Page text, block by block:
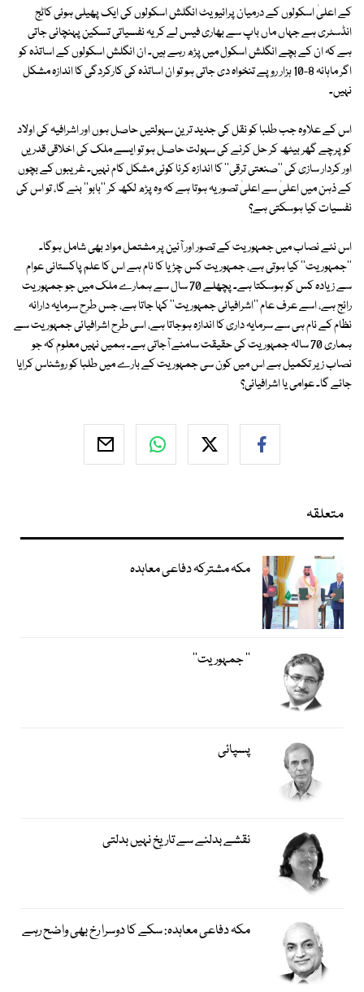
کے اعلیٰ اسکولوں کے درمیان پرائیویٹ انگلش اسکولوں کی ایک پھیلی ہوئی کاٹج
انڈسٹری ہے جہاں ماں باپ سے بھاری فیس لے کر یہ نفسیاتی تسکین پہنچائی جاتی
ہے کہ ان کے بچے انگلش اسکول میں پڑھ رہے ہیں۔ ان انگلش اسکولوں کے اساتذہ کو
اگر ماہانہ 8-10 ہزار روپے تنخواہ دی جاتی ہو تو ان اساتذہ کی کارکردگی کا اندازہ مشکل
نہیں۔
اس کے علاوہ جب طلبا کو نقل کی جدید ترین سہولتیں حاصل ہوں اور اشرافیہ کی اولاد
کو پرچے گھر بیٹھ کر حل کرنے کی سہولت حاصل ہو تو ایسے ملک کی اخلاقی قدریں
اور کردار سازی کی ''صنعتی ترقی'' کا اندازہ کرنا کوئی مشکل کام نہیں۔ غریبوں کے بچوں
کے ذہن میں اعلیٰ سے اعلیٰ تصور یہ ہوتا ہے کہ وہ پڑھ لکھ کر ''بابو'' بنے گا، تو اس کی
نفسیات کیا ہوسکتی ہے؟
اس نئے نصاب میں جمہوریت کے تصور اور آئین پر مشتمل مواد بھی شامل ہوگا۔
''جمہوریت'' کیا ہوتی ہے، جمہوریت کس چڑیا کا نام ہے اس کا علم پاکستانی عوام
سے زیادہ کس کو ہوسکتا ہے۔ پچھلے 70 سال سے ہمارے ملک میں جو جمہوریت
رائج ہے، اسے عرف عام ''اشرافیائی جمہوریت'' کہا جاتا ہے، جس طرح سرمایہ دارانہ
نظام کے نام ہی سے سرمایہ داری کا اندازہ ہوجاتا ہے، اسی طرح اشرافیائی جمہوریت سے
ہماری 70 سالہ جمہوریت کی حقیقت سامنے آجاتی ہے۔ ہمیں نہیں معلوم کہ جو
نصاب زیر تکمیل ہے اس میں کون سی جمہوریت کے بارے میں طلبا کو روشناس کرایا
جائے گا۔ عوامی یا اشرافیائی؟
متعلقہ
مکہ مشترکہ دفاعی معاہدہ
’’ جمہوریت‘‘
پسپائی
نقشے بدلنے سے تاریخ نہیں بدلتی
مکہ دفاعی معاہدہ: سکے کا دوسرا رخ بھی واضح رہے